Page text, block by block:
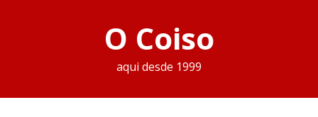
O Coiso
aqui desde 1999